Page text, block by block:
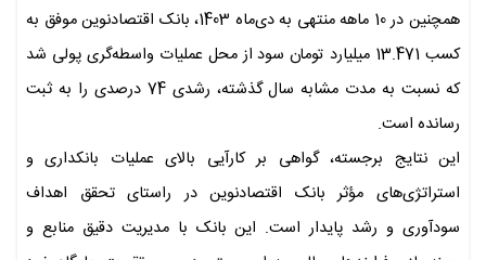
همچنین در 10 ماهه منتهی به دی‌ماه 1403، بانک اقتصادنوین موفق به
کسب 13.471 میلیارد تومان سود از محل عملیات واسطه‌گری پولی شد
که نسبت به مدت مشابه سال گذشته، رشدی 74 درصدی را به ثبت
رسانده است.
این نتایج برجسته، گواهی بر کارآیی بالای عملیات بانکداری و
استراتژی‌های مؤثر بانک اقتصادنوین در راستای تحقق اهداف
سودآوری و رشد پایدار است. این بانک با مدیریت دقیق منابع و